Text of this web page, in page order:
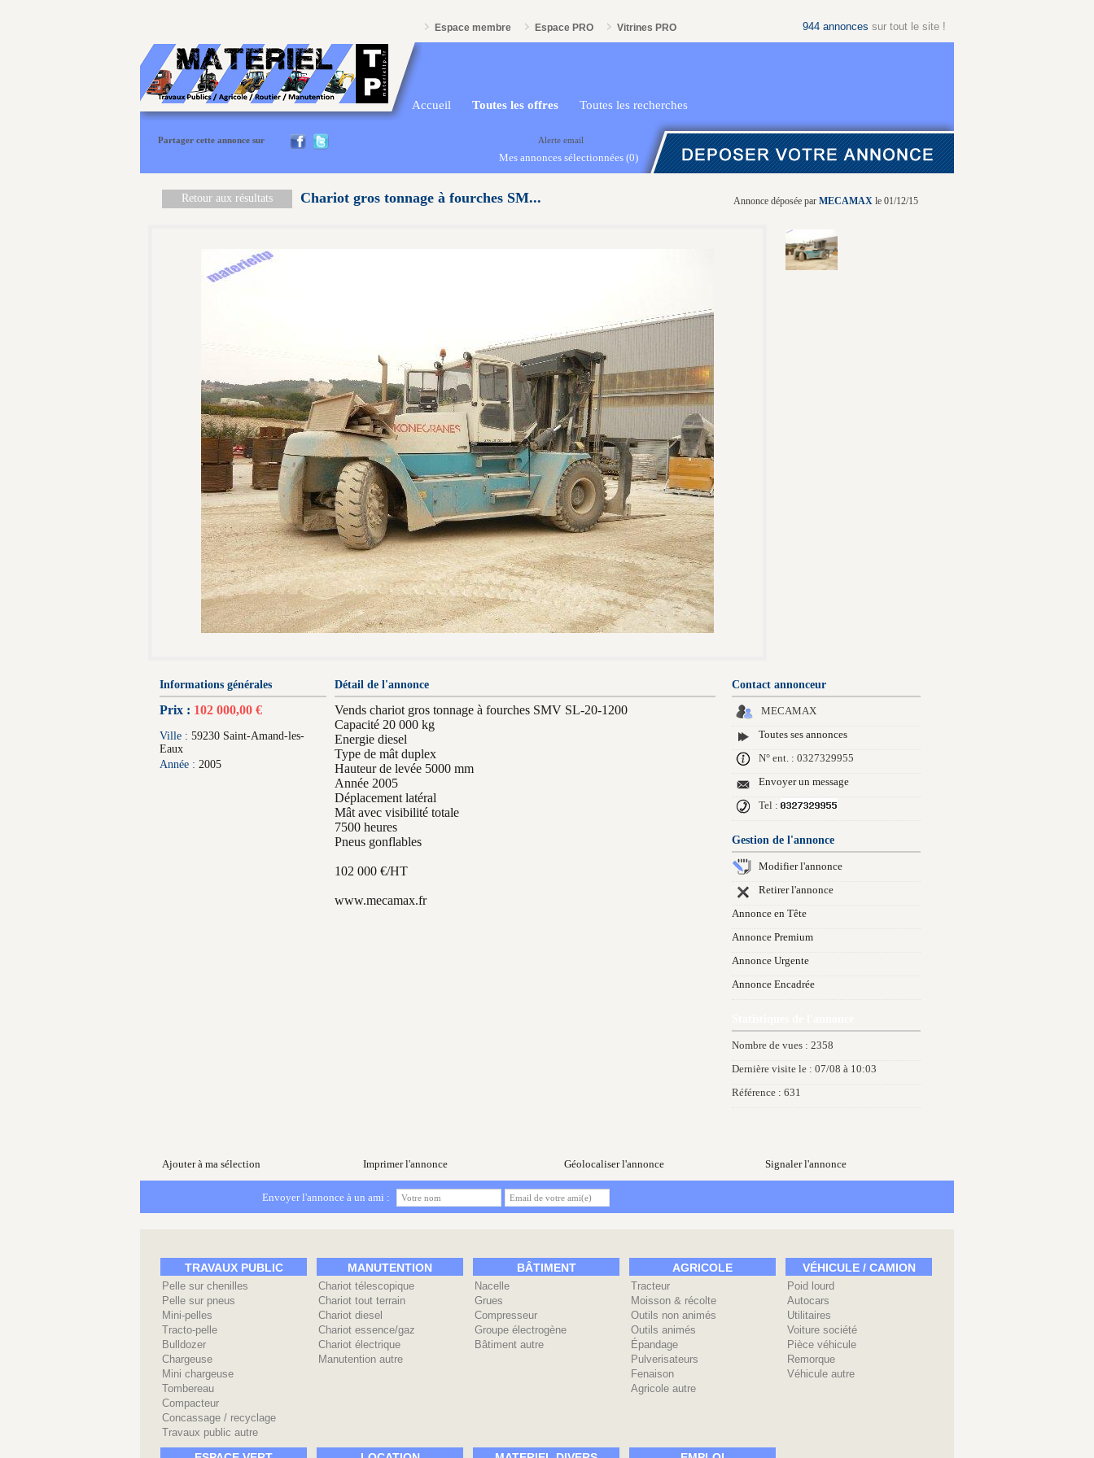
Espace membre Espace PRO Vitrines PRO 944 annonces sur tout le site !
Accueil Toutes les offres Toutes les recherches
Partager cette annonce sur Alerte email
Mes annonces sélectionnées (0)
Retour aux résultats Chariot gros tonnage à fourches SM... Annonce déposée par MECAMAX le 01/12/15
Informations générales
Prix : 102 000,00 €
Ville : 59230 Saint-Amand-les-
Eaux
Année : 2005
Détail de l'annonce
Vends chariot gros tonnage à fourches SMV SL-20-1200
Capacité 20 000 kg
Energie diesel
Type de mât duplex
Hauteur de levée 5000 mm
Année 2005
Déplacement latéral
Mât avec visibilité totale
7500 heures
Pneus gonflables
102 000 €/HT
www.mecamax.fr
Contact annonceur
MECAMAX
Toutes ses annonces
N° ent. : 0327329955
Envoyer un message
Tel :
Gestion de l'annonce
Modifier l'annonce
Retirer l'annonce
Annonce en Tête
Annonce Premium
Annonce Urgente
Annonce Encadrée
Nombre de vues : 2358
Dernière visite le : 07/08 à 10:03
Référence : 631
Ajouter à ma sélection Imprimer l'annonce Géolocaliser l'annonce Signaler l'annonce
Envoyer l'annonce à un ami :
TRAVAUX PUBLIC
Pelle sur chenilles
Pelle sur pneus
Mini-pelles
Tracto-pelle
Bulldozer
Chargeuse
Mini chargeuse
Tombereau
Compacteur
Concassage / recyclage
Travaux public autre
MANUTENTION
Chariot télescopique
Chariot tout terrain
Chariot diesel
Chariot essence/gaz
Chariot électrique
Manutention autre
BÂTIMENT
Nacelle
Grues
Compresseur
Groupe électrogène
Bâtiment autre
AGRICOLE
Tracteur
Moisson & récolte
Outils non animés
Outils animés
Épandage
Pulverisateurs
Fenaison
Agricole autre
VÉHICULE / CAMION
Poid lourd
Autocars
Utilitaires
Voiture société
Pièce véhicule
Remorque
Véhicule autre